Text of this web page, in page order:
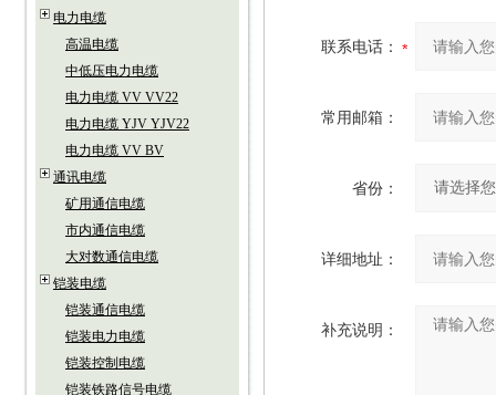
电力电缆
高温电缆
中低压电力电缆
电力电缆 VV VV22
电力电缆 YJV YJV22
电力电缆 VV BV
通讯电缆
矿用通信电缆
市内通信电缆
大对数通信电缆
铠装电缆
铠装通信电缆
铠装电力电缆
铠装控制电缆
铠装铁路信号电缆
联系电话：
常用邮箱：
省份：
详细地址：
补充说明：